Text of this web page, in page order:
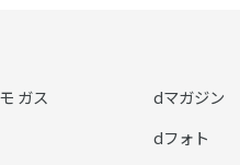
ガス
dマガジン
dフォト